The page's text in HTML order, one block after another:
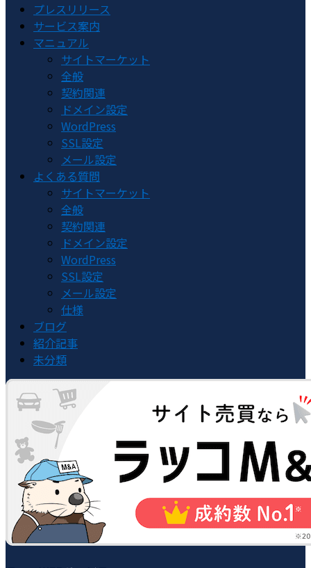
プレスリリース
サービス案内
マニュアル
サイトマーケット
全般
契約関連
ドメイン設定
WordPress
SSL設定
メール設定
よくある質問
サイトマーケット
全般
契約関連
ドメイン設定
WordPress
SSL設定
メール設定
仕様
ブログ
紹介記事
未分類